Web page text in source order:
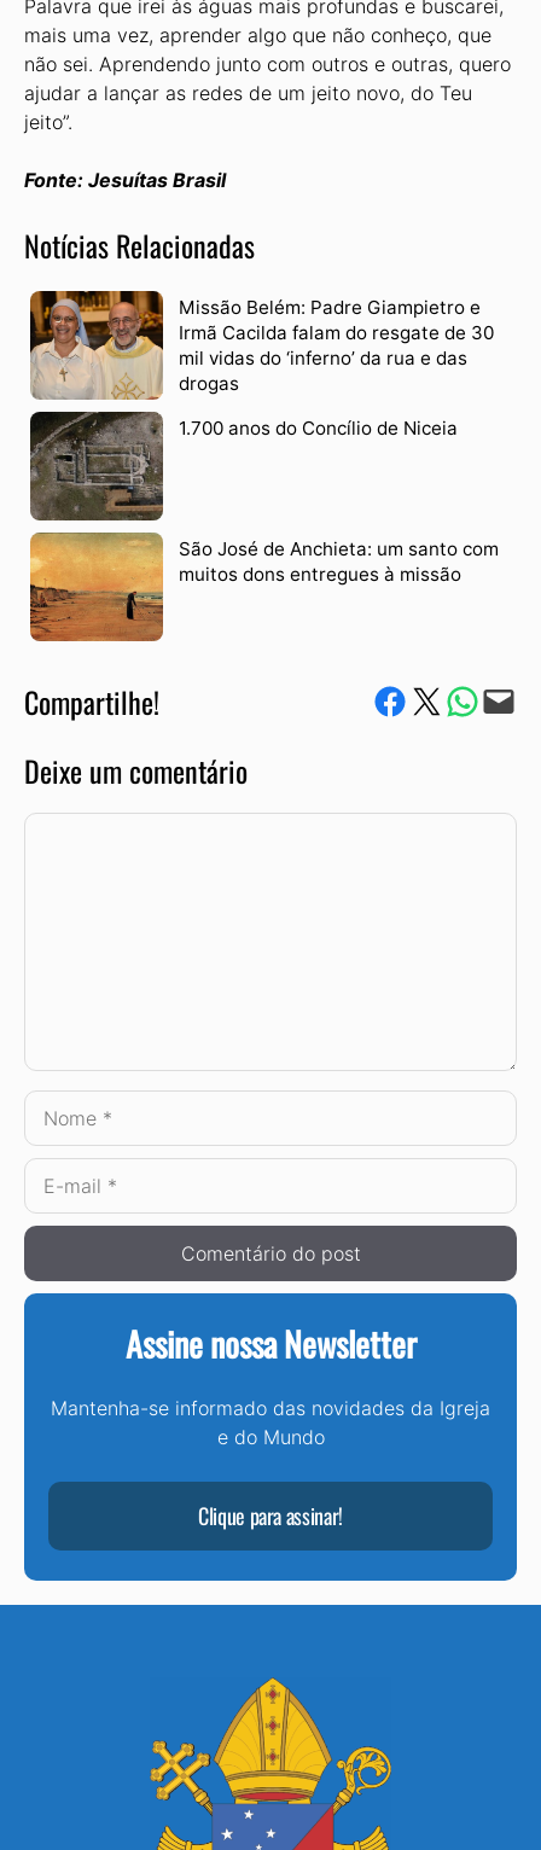
Palavra que irei às águas mais profundas e buscarei,
mais uma vez, aprender algo que não conheço, que
não sei. Aprendendo junto com outros e outras, quero
ajudar a lançar as redes de um jeito novo, do Teu
jeito”.
Fonte: Jesuítas Brasil
Notícias Relacionadas
Missão Belém: Padre Giampietro e
Irmã Cacilda falam do resgate de 30
mil vidas do ‘inferno’ da rua e das
drogas
1.700 anos do Concílio de Niceia
São José de Anchieta: um santo com
muitos dons entregues à missão
Compartilhe! Compartilhe no Facebook
Compartilhe no Twitter
Compartile via
Envie via e-mail
Deixe um comentário
Comentário
Nome
E-
mail
Assine nossa Newsletter
Mantenha-se informado das novidades da Igreja
e do Mundo
Clique para assinar!